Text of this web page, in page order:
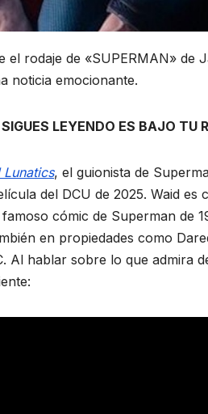
rodaje de «SUPERMAN» de
noticia emocionante.
LEYENDO ES BAJO TU
Lunatics, el guionista de
del DCU de 2025. Waid es
cómic de Superman de
en propiedades como
Al hablar sobre lo que admira